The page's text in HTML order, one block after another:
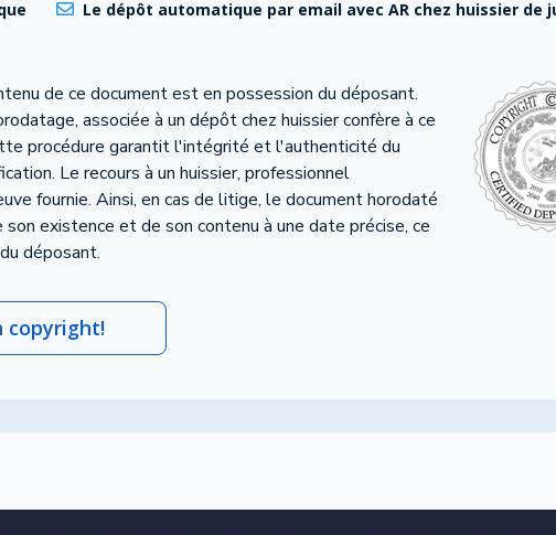
Le dépôt automatique par email avec AR chez huissier de
de ce document est en possession du déposant.
associée à un dépôt chez huissier confère à ce
procédure garantit l'intégrité et l'authenticité du
Le recours à un huissier, professionnel
fournie. Ainsi, en cas de litige, le document horodaté
existence et de son contenu à une date précise, ce
déposant.
copyright!